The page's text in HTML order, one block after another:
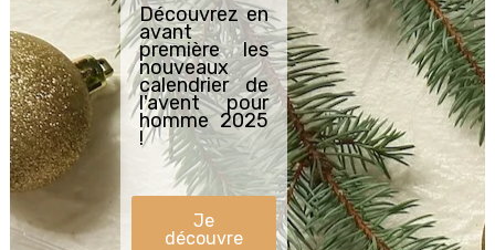
Découvrez en
avant
première les
nouveaux
calendrier de
l'avent pour
homme 2025
!
Je
découvre